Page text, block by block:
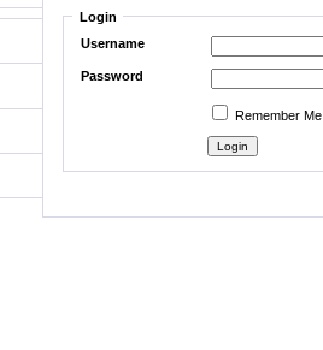
Login
Username
Password
Remember Me